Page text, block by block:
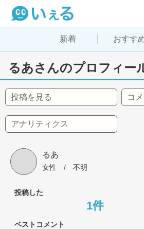
新着 おすす
るあさんのプロフィー
投稿を見る コ
アナリティクス
るあ
女性 / 不明
投稿した
1件
ベストコメント